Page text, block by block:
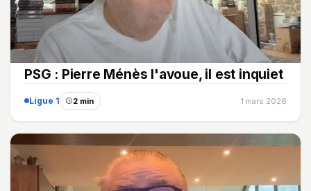
PSG : Pierre Ménès l'avoue, il est inquiet
Ligue 1 2 min 1 mars 2026